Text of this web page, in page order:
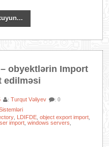
– obyektlərin Import
edilməsi
:Turqut Vəliyev : 0
LDIFDE ,object export import
import ,windows servers